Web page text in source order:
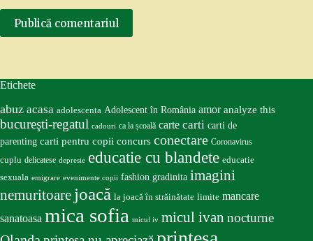
Publică comentariul
Etichete
abuz acasa adolescenta Adolescent în România amor analyze this
bucureşti-regatul cadouri ca la școală carte carti carti de
parenting carti pentru copii concurs conectare Coronavirus
cuplu delicatese depresie educatie cu blandete educatie
sexuala emigrare evenimente copii fashion gradinita imagini
nemuritoare joacă la joacă în străinătate limite mancare
sanatoasa mica sofia micul iv micul ivan nocturne